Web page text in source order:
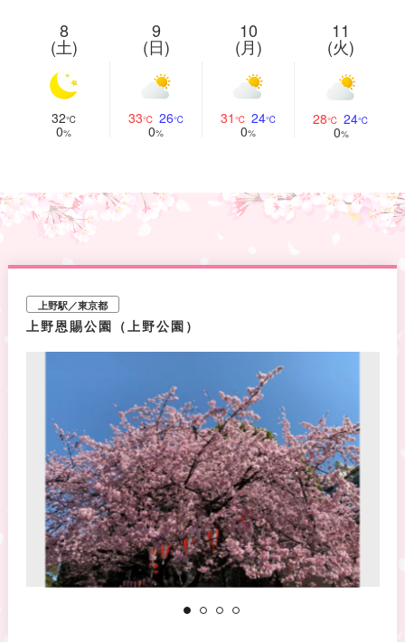
8
(土)
32
0
9
(日)
33 26
0
10
(月)
31 24
0
11
(火)
28 24
0
上野駅／東京都
上野恩賜公園（上野公園）